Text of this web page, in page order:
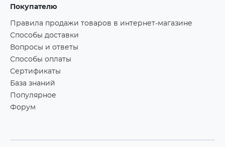
Покупателю
Правила продажи товаров в интернет-магазине
Способы доставки
Вопросы и ответы
Способы оплаты
Сертификаты
База знаний
Популярное
Форум